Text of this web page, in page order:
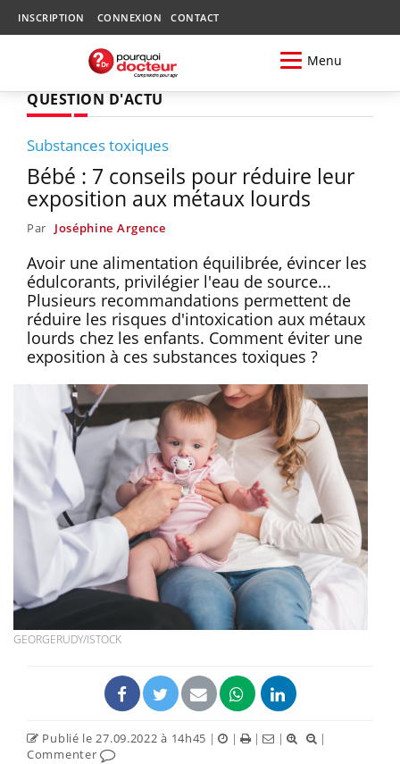
INSCRIPTION CONNEXION CONTACT
Menu
QUESTION D'ACTU
Substances toxiques
Bébé : 7 conseils pour réduire leur
exposition aux métaux lourds
Par Joséphine Argence
Avoir une alimentation équilibrée, évincer les
édulcorants, privilégier l'eau de source...
Plusieurs recommandations permettent de
réduire les risques d'intoxication aux métaux
lourds chez les enfants. Comment éviter une
exposition à ces substances toxiques ?
GEORGERUDY/ISTOCK
Publié le 27.09.2022 à 14h45 | | | |
|
Commenter